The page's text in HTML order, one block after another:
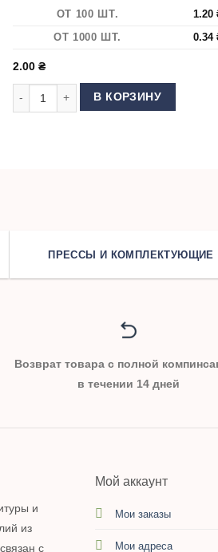
ОТ 100 ШТ. 1.20
ОТ 1000 ШТ.
0.34
2.00 ₴
Количество товара Люверс 8 мм Золото
В КОРЗИНУ
ПРЕССЫ И КОМПЛЕКТУЮЩИЕ
Возврат товара с полной
в течении 14 дней
и
из
с
Мой аккаунт
Мои заказы
Мои адреса